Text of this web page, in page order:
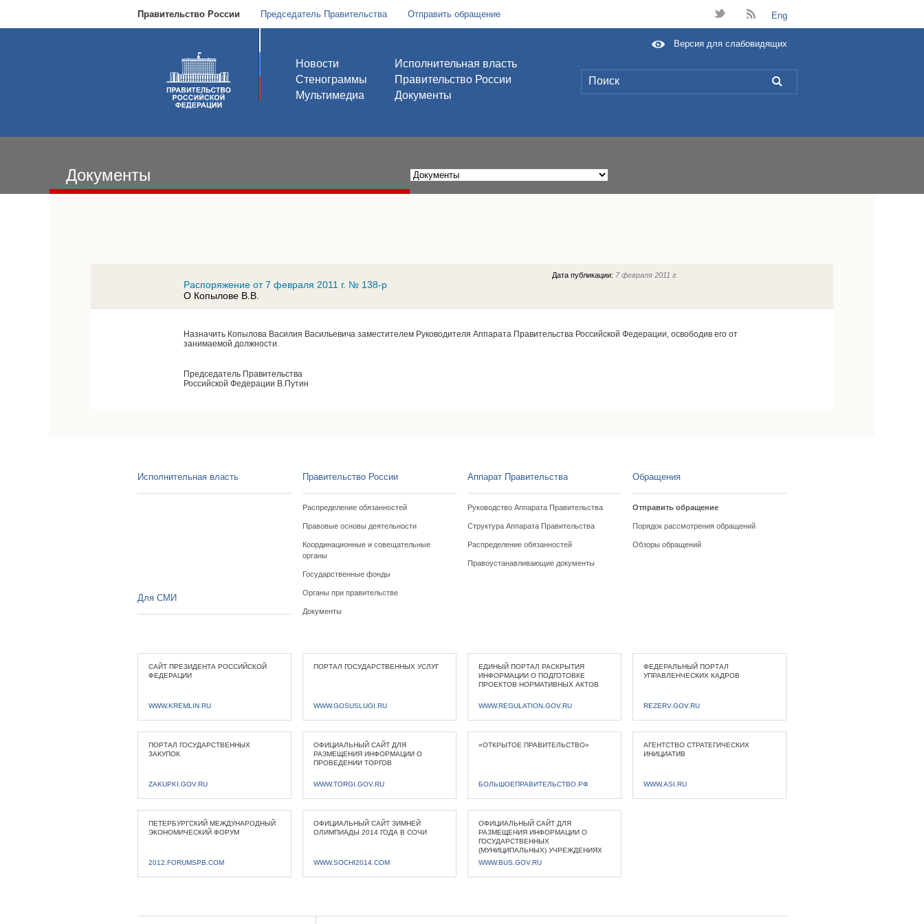
Правительство России Председатель Правительства Отправить обращение t B Eng
Новости
Стенограммы
Мультимедиа
Исполнительная власть
Правительство России
Документы
L
Версия для слабовидящих
Документы
Дата публикации: 7 февраля 2011 г.
Распоряжение от 7 февраля 2011 г. № 138-р
О Копылове В.В.
Назначить Копылова Василия Васильевича заместителем Руководителя Аппарата Правительства Российской Федерации, освободив его от
занимаемой должности.
Председатель Правительства
Российской Федерации В.Путин
Исполнительная власть Правительство России
Распределение обязанностей
Правовые основы деятельности
Координационные и совещательные
органы
Государственные фонды
Органы при правительстве
Документы
Аппарат Правительства
Руководство Аппарата Правительства
Структура Аппарата Правительства
Распределение обязанностей
Правоустанавливающие документы
Обращения
Отправить обращение
Порядок рассмотрения обращений
Обзоры обращений
Для СМИ
САЙТ ПРЕЗИДЕНТА РОССИЙСКОЙ
ФЕДЕРАЦИИ
WWW.KREMLIN.RU
ПОРТАЛ ГОСУДАРСТВЕННЫХ УСЛУГ
WWW.GOSUSLUGI.RU
ЕДИНЫЙ ПОРТАЛ РАСКРЫТИЯ
ИНФОРМАЦИИ О ПОДГОТОВКЕ
ПРОЕКТОВ НОРМАТИВНЫХ АКТОВ
WWW.REGULATION.GOV.RU
ФЕДЕРАЛЬНЫЙ ПОРТАЛ
УПРАВЛЕНЧЕСКИХ КАДРОВ
REZERV.GOV.RU
ПОРТАЛ ГОСУДАРСТВЕННЫХ
ЗАКУПОК
ZAKUPKI.GOV.RU
ОФИЦИАЛЬНЫЙ САЙТ ДЛЯ
РАЗМЕЩЕНИЯ ИНФОРМАЦИИ О
ПРОВЕДЕНИИ ТОРГОВ
WWW.TORGI.GOV.RU
«ОТКРЫТОЕ ПРАВИТЕЛЬСТВО»
БОЛЬШОЕПРАВИТЕЛЬСТВО.РФ
АГЕНТСТВО СТРАТЕГИЧЕСКИХ
ИНИЦИАТИВ
WWW.ASI.RU
ПЕТЕРБУРГСКИЙ МЕЖДУНАРОДНЫЙ
ЭКОНОМИЧЕСКИЙ ФОРУМ
2012.FORUMSPB.COM
ОФИЦИАЛЬНЫЙ САЙТ ЗИМНЕЙ
ОЛИМПИАДЫ 2014 ГОДА В СОЧИ
WWW.SOCHI2014.COM
ОФИЦИАЛЬНЫЙ САЙТ ДЛЯ
РАЗМЕЩЕНИЯ ИНФОРМАЦИИ О
ГОСУДАРСТВЕННЫХ
(МУНИЦИПАЛЬНЫХ) УЧРЕЖДЕНИЯХ
WWW.BUS.GOV.RU